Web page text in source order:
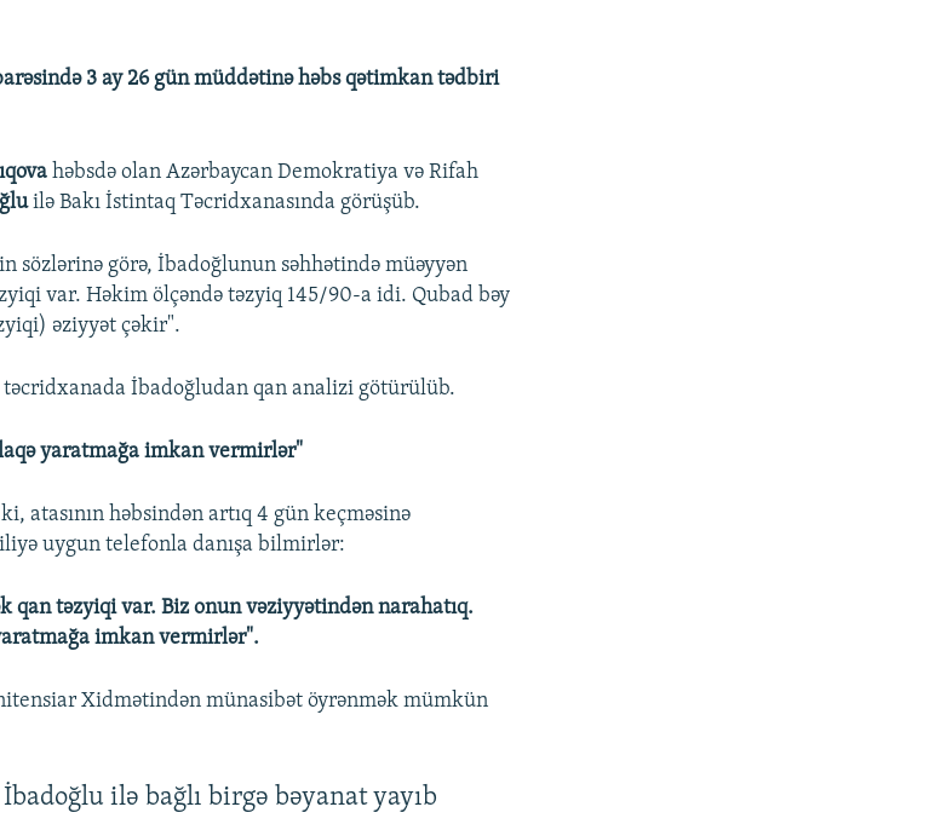
3 ay 26 gün müddətinə həbs qətimkan tədbiri
həbsdə olan Azərbaycan Demokratiya və Rifah
ilə Bakı İstintaq Təcridxanasında görüşüb.
sözlərinə görə, İbadoğlunun səhhətində müəyyən
var. Həkim ölçəndə təzyiq 145/90-a idi. Qubad bəy
əziyyət çəkir".
təcridxanada İbadoğludan qan analizi götürülüb.
yaratmağa imkan vermirlər"
atasının həbsindən artıq 4 gün keçməsinə
uygun telefonla danışa bilmirlər:
qan təzyiqi var. Biz onun vəziyyətindən narahatıq.
imkan vermirlər".
Xidmətindən münasibət öyrənmək mümkün
ilə bağlı birgə bəyanat yayıb